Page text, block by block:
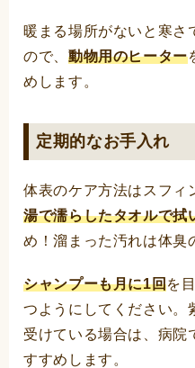
暖まる場所がないと寒さ
ので、 動物用のヒーター
めします。
定期的なお手入れ
体表のケア方法はスフィ
湯で濡らしたタオルで拭
め！溜まった汚れは体臭
シャンプーも月に1回を
つようにしてください。
受けている場合は、病院
すすめします。